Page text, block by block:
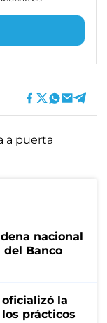
a puerta
nacional
del Banco
la
prácticos